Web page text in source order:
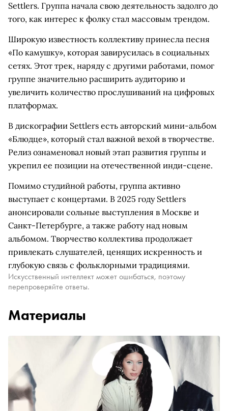
Settlers. Группа начала свою деятельность задолго до
того, как интерес к фолку стал массовым трендом.
Широкую известность коллективу принесла песня
«По камушку», которая завирусилась в социальных
сетях. Этот трек, наряду с другими работами, помог
группе значительно расширить аудиторию и
увеличить количество прослушиваний на цифровых
платформах.
В дискографии Settlers есть авторский мини-альбом
«Блюдце», который стал важной вехой в творчестве.
Релиз ознаменовал новый этап развития группы и
укрепил ее позиции на отечественной инди-сцене.
Помимо студийной работы, группа активно
выступает с концертами. В 2025 году Settlers
анонсировали сольные выступления в Москве и
Санкт-Петербурге, а также работу над новым
альбомом. Творчество коллектива продолжает
привлекать слушателей, ценящих искренность и
глубокую связь с фольклорными традициями.
Искусственный интеллект может ошибаться, поэтому
перепроверяйте ответы.
Материалы